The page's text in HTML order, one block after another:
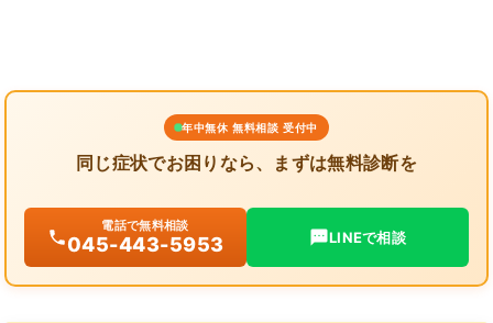
年中無休 無料相談 受付中
同じ症状でお困りなら、まずは無料診断を
電話で無料相談
045-443-5953 LINEで相談